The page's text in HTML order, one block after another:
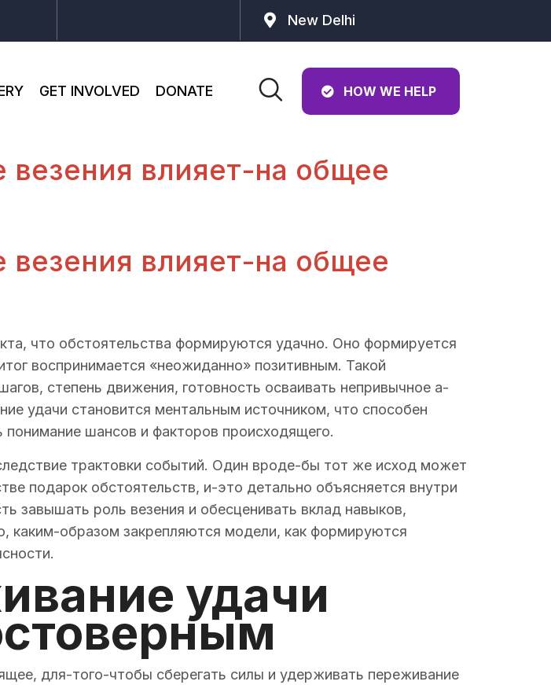
New Delhi
GET INVOLVED DONATE HOW WE HELP
влияет-на общее
влияет-на общее
что обстоятельства формируются удачно. Оно формируется
воспринимается «неожиданно» позитивным. Такой
степень движения, готовность осваивать непривычное а-
удачи становится ментальным источником, что способен
шансов и факторов происходящего.
трактовки событий. Один вроде-бы тот же исход может
подарок обстоятельств, и-это детально объясняется внутри
завышать роль везения и обесценивать вклад навыков,
каким-образом закрепляются модели, как формируются
удачи
для-того-чтобы сберегать силы и удерживать переживание